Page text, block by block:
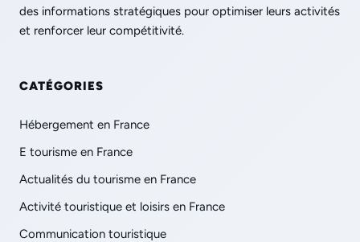
des informations stratégiques pour optimiser leurs activités
et renforcer leur compétitivité.
CATÉGORIES
Hébergement en France
E tourisme en France
Actualités du tourisme en France
Activité touristique et loisirs en France
Communication touristique